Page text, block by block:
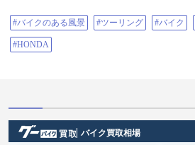
#バイクのある風景 #ツーリング #バイク
#HONDA
バイク買取相場